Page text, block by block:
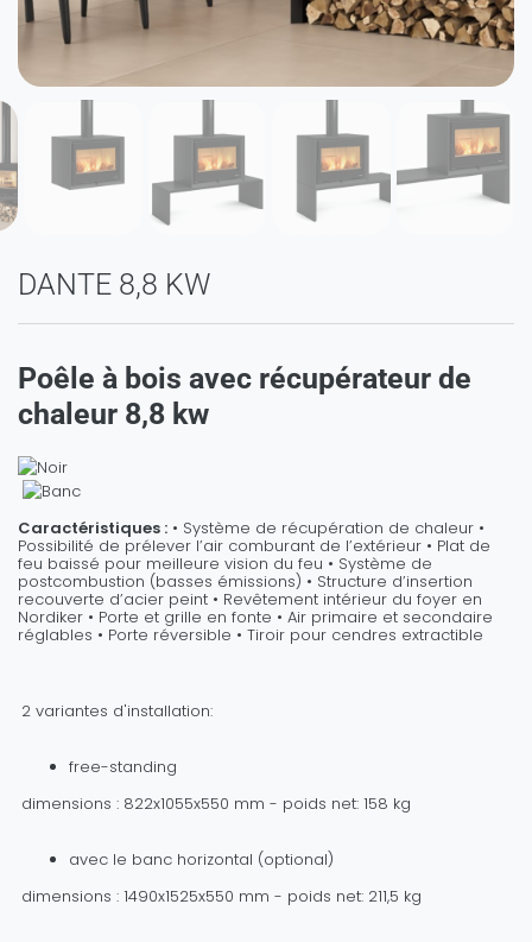
DANTE 8,8 KW
Poêle à bois avec récupérateur de
chaleur 8,8 kw
Caractéristiques : • Système de récupération de chaleur •
Possibilité de prélever l’air comburant de l’extérieur • Plat de
feu baissé pour meilleure vision du feu • Système de
postcombustion (basses émissions) • Structure d’insertion
recouverte d’acier peint • Revêtement intérieur du foyer en
Nordiker • Porte et grille en fonte • Air primaire et secondaire
réglables • Porte réversible • Tiroir pour cendres extractible
2 variantes d'installation:
free-standing
dimensions : 822x1055x550 mm - poids net: 158 kg
avec le banc horizontal (optional)
dimensions : 1490x1525x550 mm - poids net: 211,5 kg